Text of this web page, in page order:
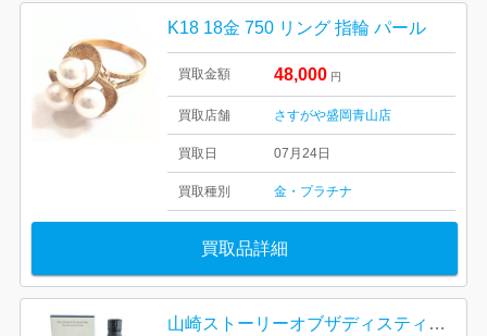
K18 18金 750 リング 指輪 パール
買取金額 48,000 円
買取店舗 さすがや盛岡青山店
買取日 07月24日
買取種別 金・プラチナ
買取品詳細
山崎ストーリーオブザディスティラリー2024 エディション 700ml ウイスキー お酒 完備